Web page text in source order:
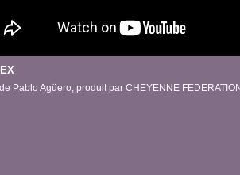
Pablo Agüero, produit par CHEYENNE